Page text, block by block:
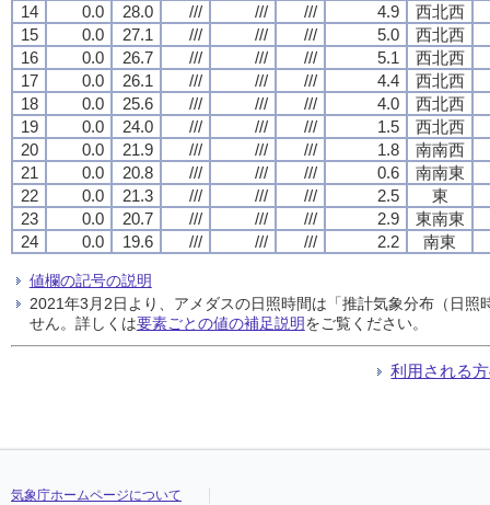
14
0.0 28.0 /// /// /// 4.9
西北西
15
0.0 27.1 /// /// /// 5.0
西北西
16
0.0 26.7 /// /// /// 5.1
西北西
17
0.0 26.1 /// /// /// 4.4
西北西
18
0.0 25.6 /// /// /// 4.0
西北西
19
0.0 24.0 /// /// /// 1.5
西北西
20
0.0 21.9 /// /// /// 1.8
南南西
21
0.0 20.8 /// /// /// 0.6
南南東
22
0.0 21.3 /// /// /// 2.5
東
23
0.0 20.7 /// /// /// 2.9
東南東
24
0.0 19.6 /// /// /// 2.2 南東
値欄の記号の説明
2021年3月2日より、アメダスの日照時間は「推計気象分布（日
せん。詳しくは要素ごとの値の補足説明をご覧ください。
利用される
気象庁ホームページについて